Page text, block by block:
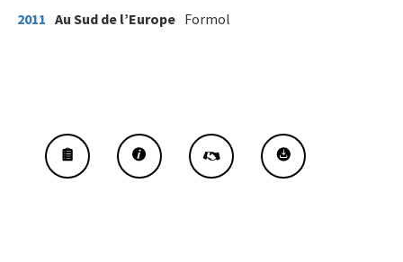
2011 Au Sud de l’Europe Formol